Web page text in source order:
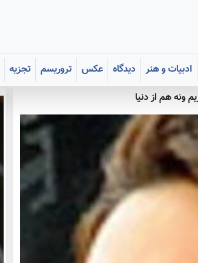
ادبیات و هنر دیدگاه عکس تروریسم تجزیه
ونه هم از دنیا